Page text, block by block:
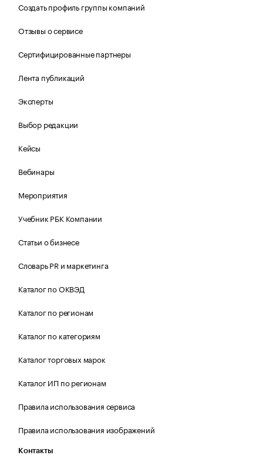
Создать профиль группы компаний
Отзывы о сервисе
Сертифицированные партнеры
Лента публикаций
Эксперты
Выбор редакции
Кейсы
Вебинары
Мероприятия
Учебник РБК Компании
Статьи о бизнесе
Словарь PR и маркетинга
Каталог по ОКВЭД
Каталог по регионам
Каталог по категориям
Каталог торговых марок
Каталог ИП по регионам
Правила использования сервиса
Правила использования изображений
Контакты